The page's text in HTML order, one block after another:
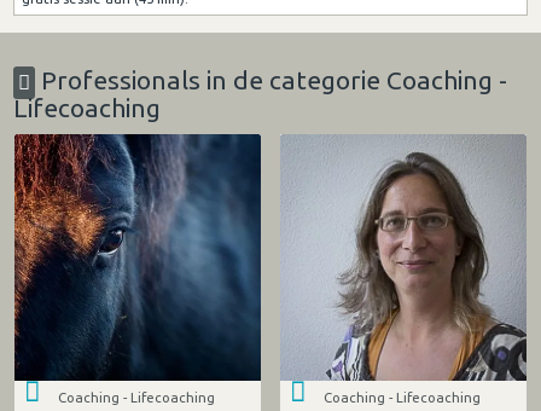
Professionals in de categorie Coaching -
Lifecoaching
Coaching - Lifecoaching Coaching - Lifecoaching